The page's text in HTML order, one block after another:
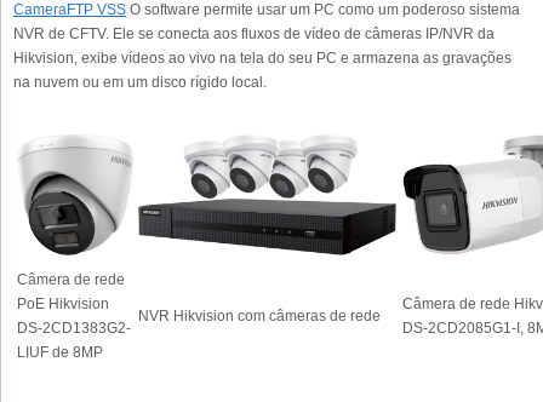
CameraFTP VSS O software permite usar um PC como um poderoso sistema
NVR de CFTV. Ele se conecta aos fluxos de vídeo de câmeras IP/NVR da
Hikvision, exibe vídeos ao vivo na tela do seu PC e armazena as gravações
na nuvem ou em um disco rígido local.
Câmera de rede
PoE Hikvision
DS-2CD1383G2-
LIUF de 8MP
NVR Hikvision com câmeras de rede
Câmera de rede
DS-2CD2085G1-I,